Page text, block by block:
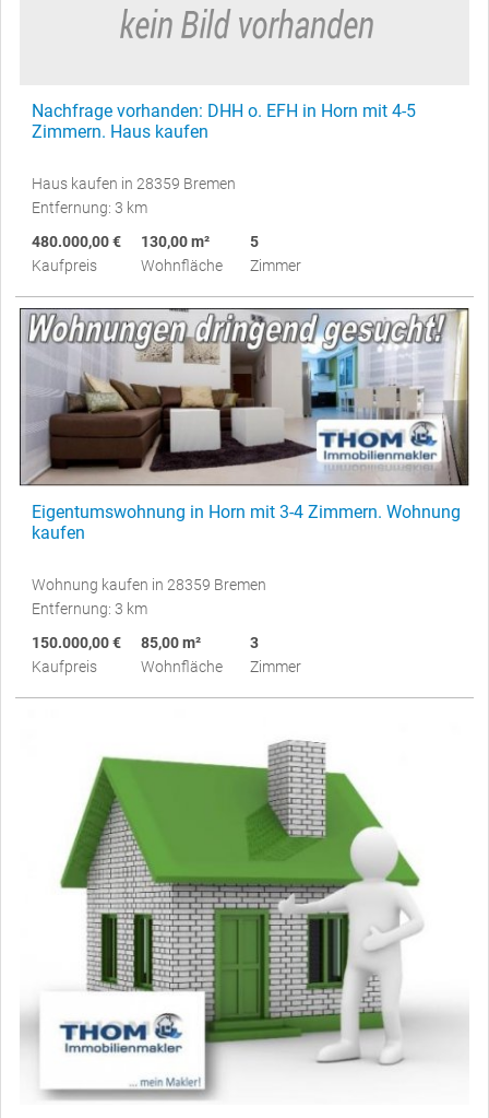
Nachfrage vorhanden: DHH o. EFH in Horn mit 4-5
Zimmern. Haus kaufen
Haus kaufen in 28359 Bremen
Entfernung: 3 km
480.000,00 €
Kaufpreis
130,00 m²
Wohnfläche
5
Zimmer
Eigentumswohnung in Horn mit 3-4 Zimmern. Wohnung
kaufen
Wohnung kaufen in 28359 Bremen
Entfernung: 3 km
150.000,00 €
Kaufpreis
85,00 m²
Wohnfläche
3
Zimmer